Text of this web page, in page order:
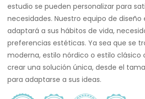
estudio se pueden personalizar para
necesidades. Nuestro equipo de diseño
adaptará a sus hábitos de vida,
preferencias estéticas. Ya sea que se
moderna, estilo nórdico o estilo clásico
crear una solución única, desde el
para adaptarse a sus ideas.